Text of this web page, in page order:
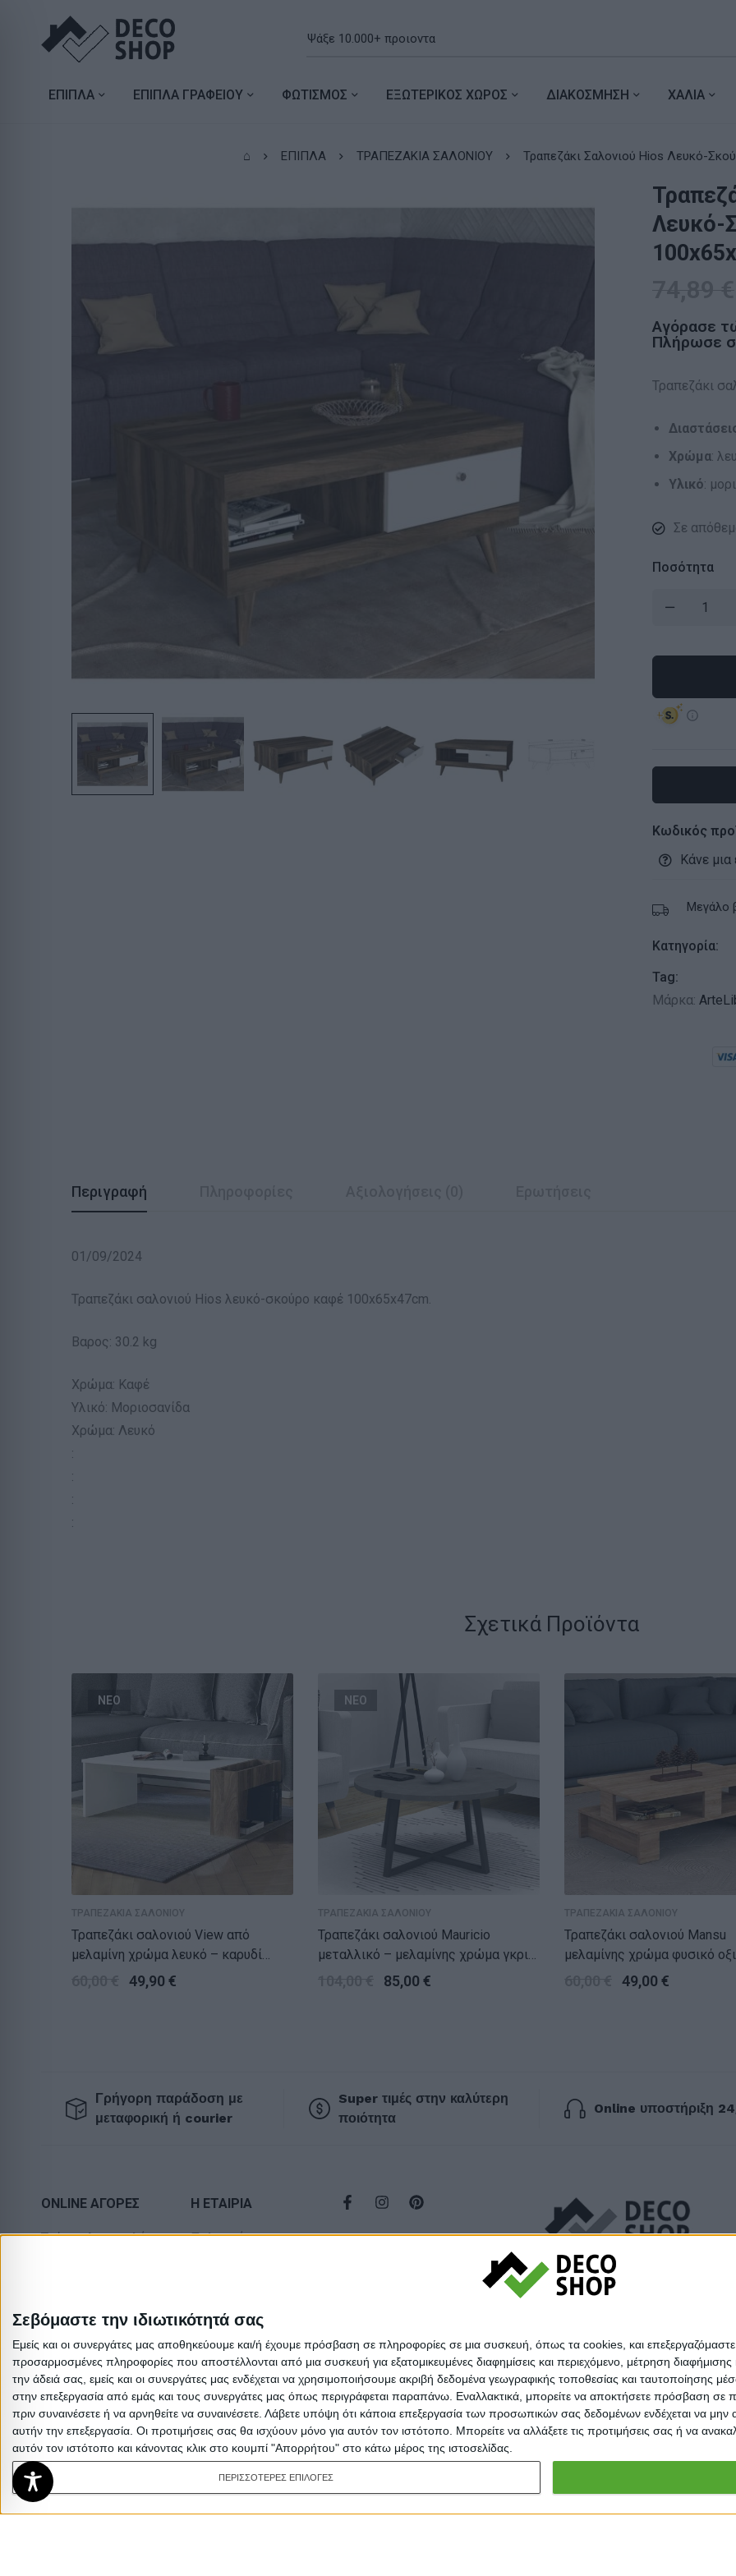
Σεβόμαστε την ιδιωτικότητά σας
Εμείς και οι συνεργάτες μας αποθηκεύουμε και/ή έχουμε πρόσβαση σε πληροφορίες σε μια συσκευή, όπως τα cookies, και
προσαρμοσμένες πληροφορίες που αποστέλλονται από μια συσκευή για εξατομικευμένες διαφημίσεις και περιεχόμενο, μέτρηση
την άδειά σας, εμείς και οι συνεργάτες μας ενδέχεται να χρησιμοποιήσουμε ακριβή δεδομένα γεωγραφικής τοποθεσίας και ταυτοποίησης
στην επεξεργασία από εμάς και τους συνεργάτες μας όπως περιγράφεται παραπάνω. Εναλλακτικά, μπορείτε να αποκτήσετε πρόσβαση σε
πριν συναινέσετε ή να αρνηθείτε να συναινέσετε. Λάβετε υπόψη ότι κάποια επεξεργασία των προσωπικών σας δεδομένων ενδέχεται να μην
αυτήν την επεξεργασία. Οι προτιμήσεις σας θα ισχύουν μόνο για αυτόν τον ιστότοπο. Μπορείτε να αλλάξετε τις προτιμήσεις σας ή να
αυτόν τον ιστότοπο και κάνοντας κλικ στο κουμπί "Απορρήτου" στο κάτω μέρος της ιστοσελίδας.
ΠΕΡΙΣΣΟΤΕΡΕΣ ΕΠΙΛΟΓΕΣ
ΕΠΙΠΛΑ ΕΠΙΠΛΑ ΓΡΑΦΕΙΟΥ ΦΩΤΙΣΜΟΣ ΕΞΩΤΕΡΙΚΟΣ ΧΩΡΟΣ ΔΙΑΚΟΣΜΗΣΗ ΧΑΛΙΑ
⌂ ΕΠΙΠΛΑ ΤΡΑΠΕΖΑΚΙΑ ΣΑΛΟΝΙΟΥ Τραπεζάκι Σαλονιού
Λευκό-
Αγόρασε
Πλήρωσε
Τραπεζάκι
Χρώμα:
Υλικό:
Σε
Ποσότητα
Κωδικός
Κάνε
Μεγάλο
Κατηγορία:
Tag:
Μάρκα:
Περιγραφή
01/09/2024
Τραπεζάκι σαλονιού Hios λευκό-σκούρο καφέ 100x65x47cm.
Βαρος: 30.2 kg
Χρώμα: Καφέ
Υλικό: Μοριοσανίδα
Χρώμα: Λευκό
:
:
:
:
Σχετικά Προϊόντα
ΝΕΟ
ΤΡΑΠΕΖΑΚΙΑ ΣΑΛΟΝΙΟΥ
Τραπεζάκι σαλονιού View από
μελαμίνη χρώμα λευκό – καρυδί
95x50x34εκ.49,90 €
ΝΕΟ
ΤΡΑΠΕΖΑΚΙΑ ΣΑΛΟΝΙΟΥ
Τραπεζάκι σαλονιού Mauricio
μεταλλικό – μελαμίνης χρώμα γκρι
σκυροδέματος 78x78x43εκ.
85,00 €
ΤΡΑΠΕΖΑΚΙΑ ΣΑΛΟΝΙΟΥ
Τραπεζάκι σαλονιού Mansu
μελαμίνης χρώμα φυσικό
80x50x27εκ.49,00 €
Γρήγορη παράδοση με
μεταφορική ή courier
Super τιμές στην καλύτερη
ποιότητα
Online υποστήριξη
ONLINE ΑΓΟΡΕΣ
Τρόποι Αποστολής
Πολιτική
επιστροφών
Η ΕΤΑΙΡΙΑ
Πολιτική
Προσωπικά
δεδομένα
Σχετικά με εμάς